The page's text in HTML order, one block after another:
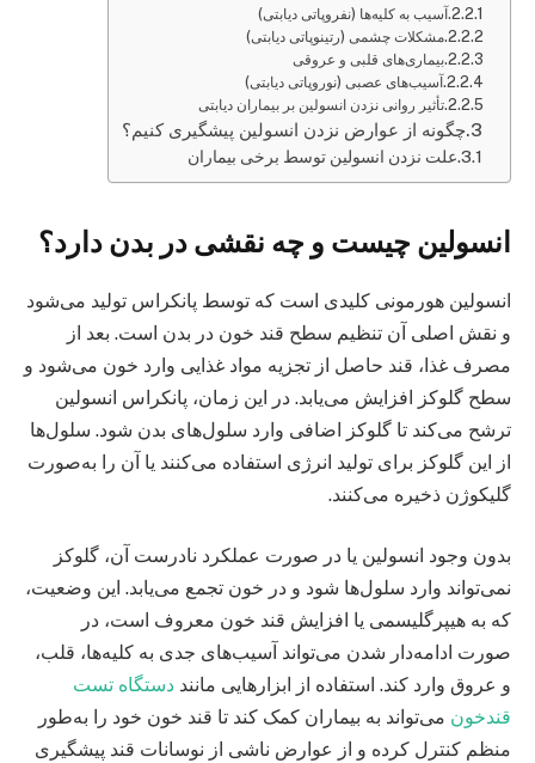
آسیب به کلیه‌ها (نفروپاتی دیابتی)
مشکلات چشمی (رتینوپاتی دیابتی)
بیماری‌های قلبی و عروقی
آسیب‌های عصبی (نوروپاتی دیابتی)
تأثیر روانی نزدن انسولین بر بیماران دیابتی
چگونه از عوارض نزدن انسولین پیشگیری کنیم؟
علت نزدن انسولین توسط برخی بیماران
انسولین چیست و چه نقشی در بدن دارد؟
انسولین هورمونی کلیدی است که توسط پانکراس تولید می‌شود
و نقش اصلی آن تنظیم سطح قند خون در بدن است. بعد از
مصرف غذا، قند حاصل از تجزیه مواد غذایی وارد خون می‌شود و
سطح گلوکز افزایش می‌یابد. در این زمان، پانکراس انسولین
ترشح می‌کند تا گلوکز اضافی وارد سلول‌های بدن شود. سلول‌ها
از این گلوکز برای تولید انرژی استفاده می‌کنند یا آن را به‌صورت
گلیکوژن ذخیره می‌کنند.
بدون وجود انسولین یا در صورت عملکرد نادرست آن، گلوکز
نمی‌تواند وارد سلول‌ها شود و در خون تجمع می‌یابد. این وضعیت،
که به هیپرگلیسمی یا افزایش قند خون معروف است، در
صورت ادامه‌دار شدن می‌تواند آسیب‌های جدی به کلیه‌ها، قلب،
و عروق وارد کند. استفاده از ابزارهایی مانند دستگاه تست
قندخون می‌تواند به بیماران کمک کند تا قند خون خود را به‌طور
منظم کنترل کرده و از عوارض ناشی از نوسانات قند پیشگیری